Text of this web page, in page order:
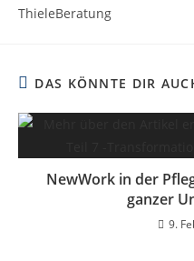
ThieleBeratung
DAS KÖNNTE DIR
NewWork in der
ganzer
9.